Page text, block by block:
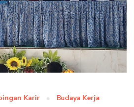
Karir Budaya Kerja